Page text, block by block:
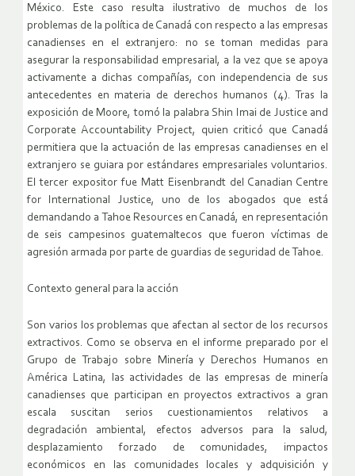
México. Este caso resulta ilustrativo de muchos de los
problemas de la política de Canadá con respecto a las empresas
canadienses en el extranjero: no se toman medidas para
asegurar la responsabilidad empresarial, a la vez que se apoya
activamente a dichas compañías, con independencia de sus
antecedentes en materia de derechos humanos (4). Tras la
exposición de Moore, tomó la palabra Shin Imai de Justice and
Corporate Accountability Project, quien criticó que Canadá
permitiera que la actuación de las empresas canadienses en el
extranjero se guiara por estándares empresariales voluntarios.
El tercer expositor fue Matt Eisenbrandt del Canadian Centre
for International Justice, uno de los abogados que está
demandando a Tahoe Resources en Canadá, en representación
de seis campesinos guatemaltecos que fueron víctimas de
agresión armada por parte de guardias de seguridad de Tahoe.
Contexto general para la acción
Son varios los problemas que afectan al sector de los recursos
extractivos. Como se observa en el informe preparado por el
Grupo de Trabajo sobre Minería y Derechos Humanos en
América Latina, las actividades de las empresas de minería
canadienses que participan en proyectos extractivos a gran
escala suscitan serios cuestionamientos relativos a
degradación ambiental, efectos adversos para la salud,
desplazamiento forzado de comunidades, impactos
económicos en las comunidades locales y adquisición y